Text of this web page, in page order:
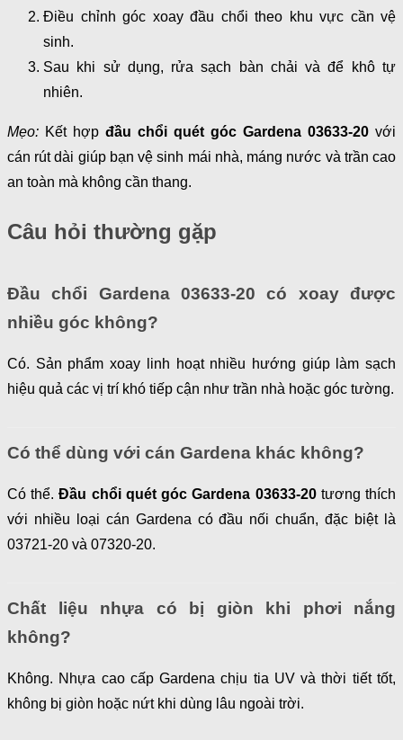
Điều chỉnh góc xoay đầu chổi theo khu vực cần vệ
sinh.
Sau khi sử dụng, rửa sạch bàn chải và để khô tự
nhiên.
Mẹo: Kết hợp đầu chổi quét góc Gardena 03633-20 với
cán rút dài giúp bạn vệ sinh mái nhà, máng nước và trần cao
an toàn mà không cần thang.
Câu hỏi thường gặp
Đầu chổi Gardena 03633-20 có xoay được
nhiều góc không?
Có. Sản phẩm xoay linh hoạt nhiều hướng giúp làm sạch
hiệu quả các vị trí khó tiếp cận như trần nhà hoặc góc tường.
Có thể dùng với cán Gardena khác không?
Có thể.Đầu chổi quét góc Gardena 03633-20tương thích
với nhiều loại cán Gardena có đầu nối chuẩn, đặc biệt là
03721-20 và 07320-20.
Chất liệu nhựa có bị giòn khi phơi nắng
không?
Không. Nhựa cao cấp Gardena chịu tia UV và thời tiết tốt,
không bị giòn hoặc nứt khi dùng lâu ngoài trời.